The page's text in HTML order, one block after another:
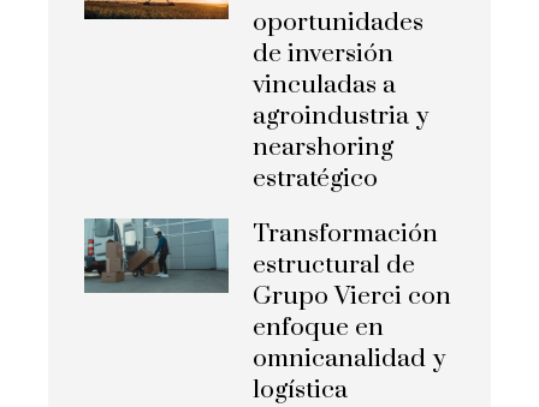
oportunidades
de inversión
vinculadas a
agroindustria y
nearshoring
estratégico
Transformación
estructural de
Grupo Vierci con
enfoque en
omnicanalidad y
logística